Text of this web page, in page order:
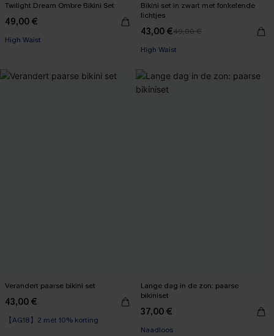
Twilight Dream Ombre Bikini Set
49,00 €
High Waist
Bikini set in zwart met fonkelende
lichtjes
43,00 €49,00 €
High Waist
Verandert paarse bikini set
43,00 €
【AG18】2 met 10% korting
High Waist
Lange dag in de zon: paarse
bikiniset
37,00 €
Naadloos